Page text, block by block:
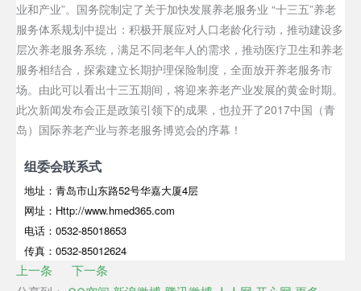
业和产业”。国务院制定了关于加快发展养老服务业 “十三五”养老
服务体系规划中提出：积极开展应对人口老龄化行动，推动建设多
层次养老服务系统，满足不同老年人的需求，推动医疗卫生和养老
服务相结合，探索建立长期护理保险制度，全面放开养老服务市
场。由此可以看出十三五期间，将迎来养老产业发展的黄金时期。
此次新闻发布会正是政策引领下的成果，也拉开了2017中国（青
岛）国际养老产业与养老服务博览会的序幕！
组委会联系式
地址：青岛市山东路52号华嘉大厦4层
网址：Http://www.hmed365.com
电话：0532-85018653
传真：0532-85012624
上一条
下一条